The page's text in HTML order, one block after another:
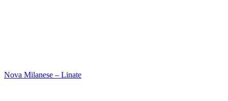
Nova Milanese – Linate